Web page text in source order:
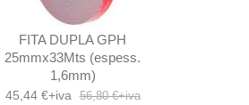
FITA DUPLA GPH
25mmx33Mts (espess.
1,6mm)
45,44 €+iva 56,80 €+iva